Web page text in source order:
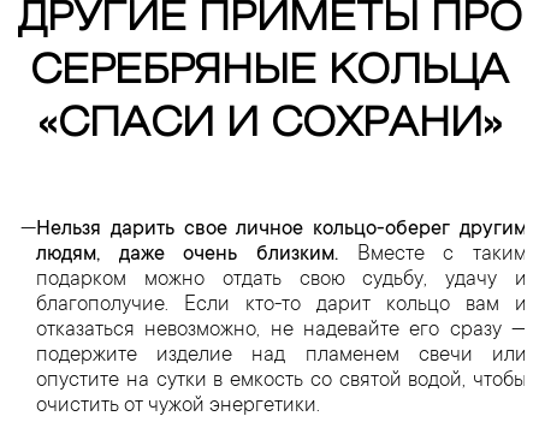
ДРУГИЕ ПРИМЕТЫ ПРО
СЕРЕБРЯНЫЕ КОЛЬЦА
«СПАСИ И СОХРАНИ»
Нельзя дарить свое личное кольцо-оберег другим
людям, даже очень близким. Вместе с таким
подарком можно отдать свою судьбу, удачу и
благополучие. Если кто-то дарит кольцо вам и
отказаться невозможно, не надевайте его сразу —
подержите изделие над пламенем свечи или
опустите на сутки в емкость со святой водой, чтобы
очистить от чужой энергетики.